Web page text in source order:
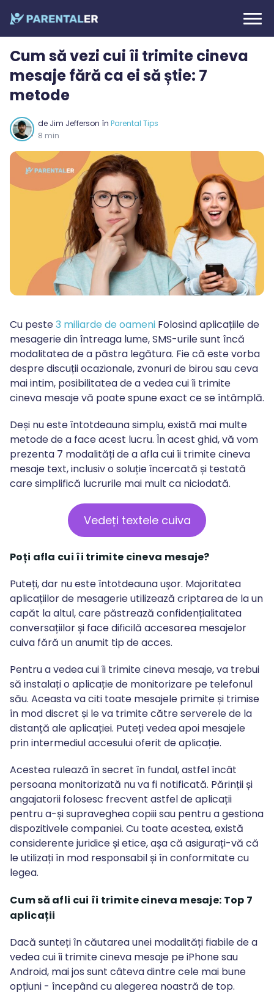
Cum să vezi cui îi trimite cineva
mesaje fără ca ei să știe: 7
metode
de Jim Jefferson în Parental Tips
8 min
Cu peste3 miliarde de oameni Folosind aplicațiile de
mesagerie din întreaga lume, SMS-urile sunt încă
modalitatea de a păstra legătura. Fie că este vorba
despre discuții ocazionale, zvonuri de birou sau ceva
mai intim, posibilitatea de a vedea cui îi trimite
cineva mesaje vă poate spune exact ce se întâmplă.
Deși nu este întotdeauna simplu, există mai multe
metode de a face acest lucru. În acest ghid, vă vom
prezenta 7 modalități de a afla cui îi trimite cineva
mesaje text, inclusiv o soluție încercată și testată
care simplifică lucrurile mai mult ca niciodată.
Vedeți textele cuiva
Poți afla cui îi trimite cineva mesaje?
Puteți, dar nu este întotdeauna ușor. Majoritatea
aplicațiilor de mesagerie utilizează criptarea de la un
capăt la altul, care păstrează confidențialitatea
conversațiilor și face dificilă accesarea mesajelor
cuiva fără un anumit tip de acces.
Pentru a vedea cui îi trimite cineva mesaje, va trebui
să instalați o aplicație de monitorizare pe telefonul
său. Aceasta va citi toate mesajele primite și trimise
în mod discret și le va trimite către serverele de la
distanță ale aplicației. Puteți vedea apoi mesajele
prin intermediul accesului oferit de aplicație.
Acestea rulează în secret în fundal, astfel încât
persoana monitorizată nu va fi notificată. Părinții și
angajatorii folosesc frecvent astfel de aplicații
pentru a-și supraveghea copiii sau pentru a gestiona
dispozitivele companiei. Cu toate acestea, există
considerente juridice și etice, așa că asigurați-vă că
le utilizați în mod responsabil și în conformitate cu
legea.
Cum să afli cui îi trimite cineva mesaje: Top 7
aplicații
Dacă sunteți în căutarea unei modalități fiabile de a
vedea cui îi trimite cineva mesaje pe iPhone sau
Android, mai jos sunt câteva dintre cele mai bune
opțiuni - începând cu alegerea noastră de top.